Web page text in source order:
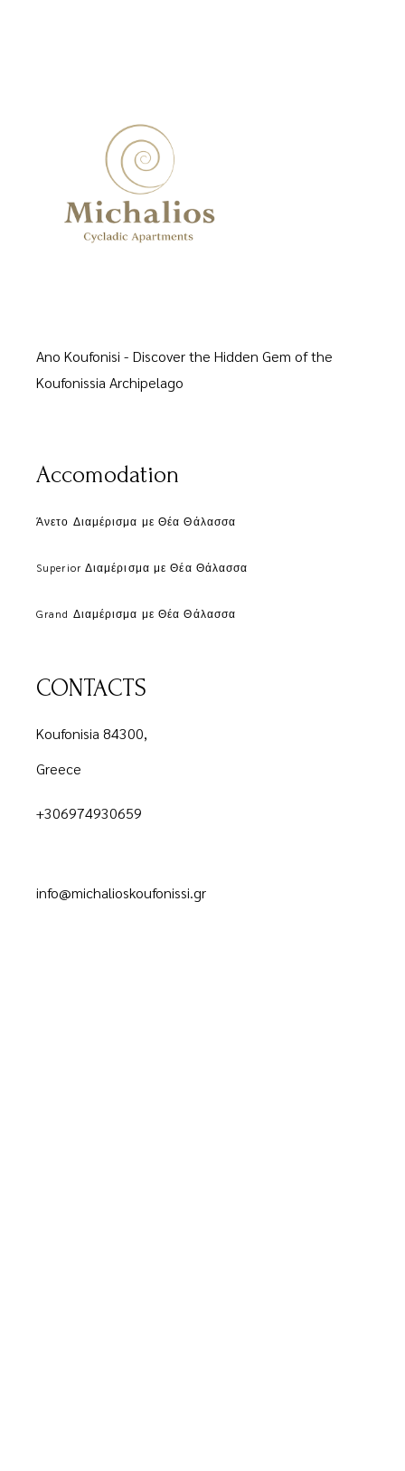
Ano Koufonisi - Discover the Hidden Gem of the
Koufonissia Archipelago
Accomodation
Άνετο Διαμέρισμα με Θέα Θάλασσα
Superior Διαμέρισμα με Θέα Θάλασσα
Grand Διαμέρισμα με Θέα Θάλασσα
CONTACTS
Koufonisia 84300,
Greece
+306974930659
info@michalioskoufonissi.gr